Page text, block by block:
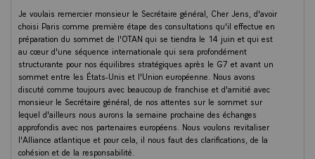
Je voulais remercier monsieur le Secrétaire général, Cher Jens, d'avoir
choisi Paris comme première étape des consultations qu'il effectue en
préparation du sommet de l'OTAN qui se tiendra le 14 juin et qui est
au cœur d'une séquence internationale qui sera profondément
structurante pour nos équilibres stratégiques après le G7 et avant un
sommet entre les États-Unis et l'Union européenne. Nous avons
discuté comme toujours avec beaucoup de franchise et d'amitié avec
monsieur le Secrétaire général, de nos attentes sur le sommet sur
lequel d'ailleurs nous aurons la semaine prochaine des échanges
approfondis avec nos partenaires européens. Nous voulons revitaliser
l'Alliance atlantique et pour cela, il nous faut des clarifications, de la
cohésion et de la responsabilité.